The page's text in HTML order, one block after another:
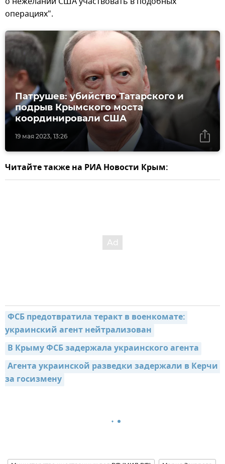
операциях".
19 мая 2023, 13:26
Патрушев: убийство Татарского и
подрыв Крымского моста
координировали США
Читайте также на РИА Новости Крым:
ФСБ предотвратила теракт в военкомате:
украинский агент нейтрализован
В Крыму ФСБ задержала украинского агента
Агента украинской разведки задержали в Керчи
за госизмену